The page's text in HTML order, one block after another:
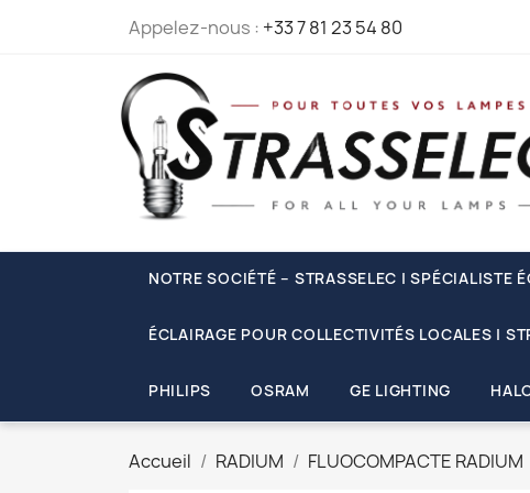
Appelez-nous : +33 7 81 23 54 80
NOTRE SOCIÉTÉ – STRASSELEC | SPÉCIALISTE
ÉCLAIRAGE POUR COLLECTIVITÉS LOCALES |
PHILIPS OSRAM GE LIGHTING
Accueil RADIUM FLUOCOMPACTE RADIUM